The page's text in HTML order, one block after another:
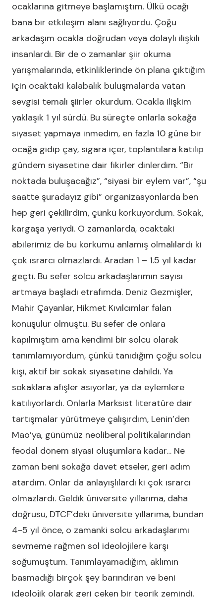
ocaklarına gitmeye başlamıştım. Ülkü ocağı
bana bir etkileşim alanı sağlıyordu. Çoğu
arkadaşım ocakla doğrudan veya dolaylı ilişkili
insanlardı. Bir de o zamanlar şiir okuma
yarışmalarında, etkinliklerinde ön plana çıktığım
için ocaktaki kalabalık buluşmalarda vatan
sevgisi temalı şiirler okurdum. Ocakla ilişkim
yaklaşık 1 yıl sürdü. Bu süreçte onlarla sokağa
siyaset yapmaya inmedim, en fazla 10 güne bir
ocağa gidip çay, sigara içer, toplantılara katılıp
gündem siyasetine dair fikirler dinlerdim. “Bir
noktada buluşacağız”, “siyasi bir eylem var”, “şu
saatte şuradayız gibi” organizasyonlarda ben
hep geri çekilirdim, çünkü korkuyordum. Sokak,
kargaşa yeriydi. O zamanlarda, ocaktaki
abilerimiz de bu korkumu anlamış olmalılardı ki
çok ısrarcı olmazlardı. Aradan 1 – 1.5 yıl kadar
geçti. Bu sefer solcu arkadaşlarımın sayısı
artmaya başladı etrafımda. Deniz Gezmişler,
Mahir Çayanlar, Hikmet Kıvılcımlar falan
konuşulur olmuştu. Bu sefer de onlara
kapılmıştım ama kendimi bir solcu olarak
tanımlamıyordum, çünkü tanıdığım çoğu solcu
kişi, aktif bir sokak siyasetine dahildi. Ya
sokaklara afişler asıyorlar, ya da eylemlere
katılıyorlardı. Onlarla Marksist literatüre dair
tartışmalar yürütmeye çalışırdım, Lenin’den
Mao’ya, günümüz neoliberal politikalarından
feodal dönem siyasi oluşumlara kadar… Ne
zaman beni sokağa davet etseler, geri adım
atardım. Onlar da anlayışlılardı ki çok ısrarcı
olmazlardı. Geldik üniversite yıllarıma, daha
doğrusu, DTCF’deki üniversite yıllarıma, bundan
4-5 yıl önce, o zamanki solcu arkadaşlarımı
sevmeme rağmen sol ideolojilere karşı
soğumuştum. Tanımlayamadığım, aklımın
basmadığı birçok şey barındıran ve beni
ideolojik olarak geri çeken bir teorik zemindi.